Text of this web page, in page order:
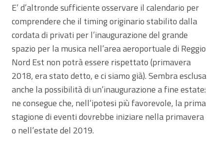
E’ d’altronde sufficiente osservare il calendario per
comprendere che il timing originario stabilito dalla
cordata di privati per l’inaugurazione del grande
spazio per la musica nell’area aeroportuale di Reggio
Nord Est non potrà essere rispettato (primavera
2018, era stato detto, e ci siamo già). Sembra esclusa
anche la possibilità di un’inaugurazione a fine estate:
ne consegue che, nell’ipotesi più favorevole, la prima
stagione di eventi dovrebbe iniziare nella primavera
o nell’estate del 2019.